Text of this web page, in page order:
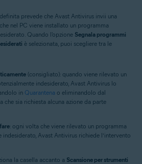
prevede che Avast Antivirus invii una
nel PC viene installato un programma
Quando l'opzione Segnala programmi
è selezionata, puoi scegliere tra le
(consigliato): quando viene rilevato un
indesiderato, Avast Antivirus lo
in Quarantena o eliminandolo dal
che sia richiesta alcuna azione da parte
: ogni volta che viene rilevato un programma
indesiderato, Avast Antivirus richiede l’intervento
la casella accanto a Scansione per strumenti